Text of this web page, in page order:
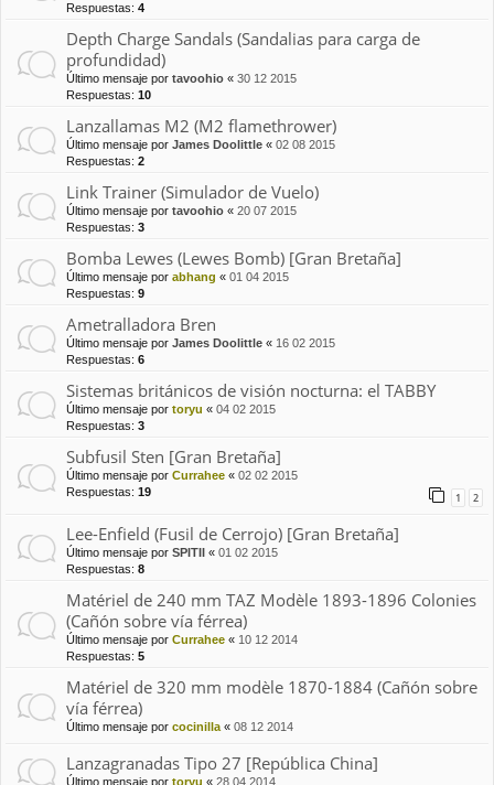
Respuestas: 4
Depth Charge Sandals (Sandalias para carga de
profundidad)
Último mensaje por tavoohio « 30 12 2015
Respuestas: 10
Lanzallamas M2 (M2 flamethrower)
Último mensaje por James Doolittle « 02 08 2015
Respuestas: 2
Link Trainer (Simulador de Vuelo)
Último mensaje por tavoohio « 20 07 2015
Respuestas: 3
Bomba Lewes (Lewes Bomb) [Gran Bretaña]
Último mensaje por abhang « 01 04 2015
Respuestas: 9
Ametralladora Bren
Último mensaje por James Doolittle « 16 02 2015
Respuestas: 6
Sistemas británicos de visión nocturna: el TABBY
Último mensaje por toryu « 04 02 2015
Respuestas: 3
Subfusil Sten [Gran Bretaña]
Último mensaje por Currahee « 02 02 2015
Respuestas: 19 1 2
Lee-Enfield (Fusil de Cerrojo) [Gran Bretaña]
Último mensaje por SPITII « 01 02 2015
Respuestas: 8
Matériel de 240 mm TAZ Modèle 1893-1896 Colonies
(Cañón sobre vía férrea)
Último mensaje por Currahee « 10 12 2014
Respuestas: 5
Matériel de 320 mm modèle 1870-1884 (Cañón sobre
vía férrea)
Último mensaje por cocinilla « 08 12 2014
Lanzagranadas Tipo 27 [República China]
Último mensaje por toryu « 28 04 2014